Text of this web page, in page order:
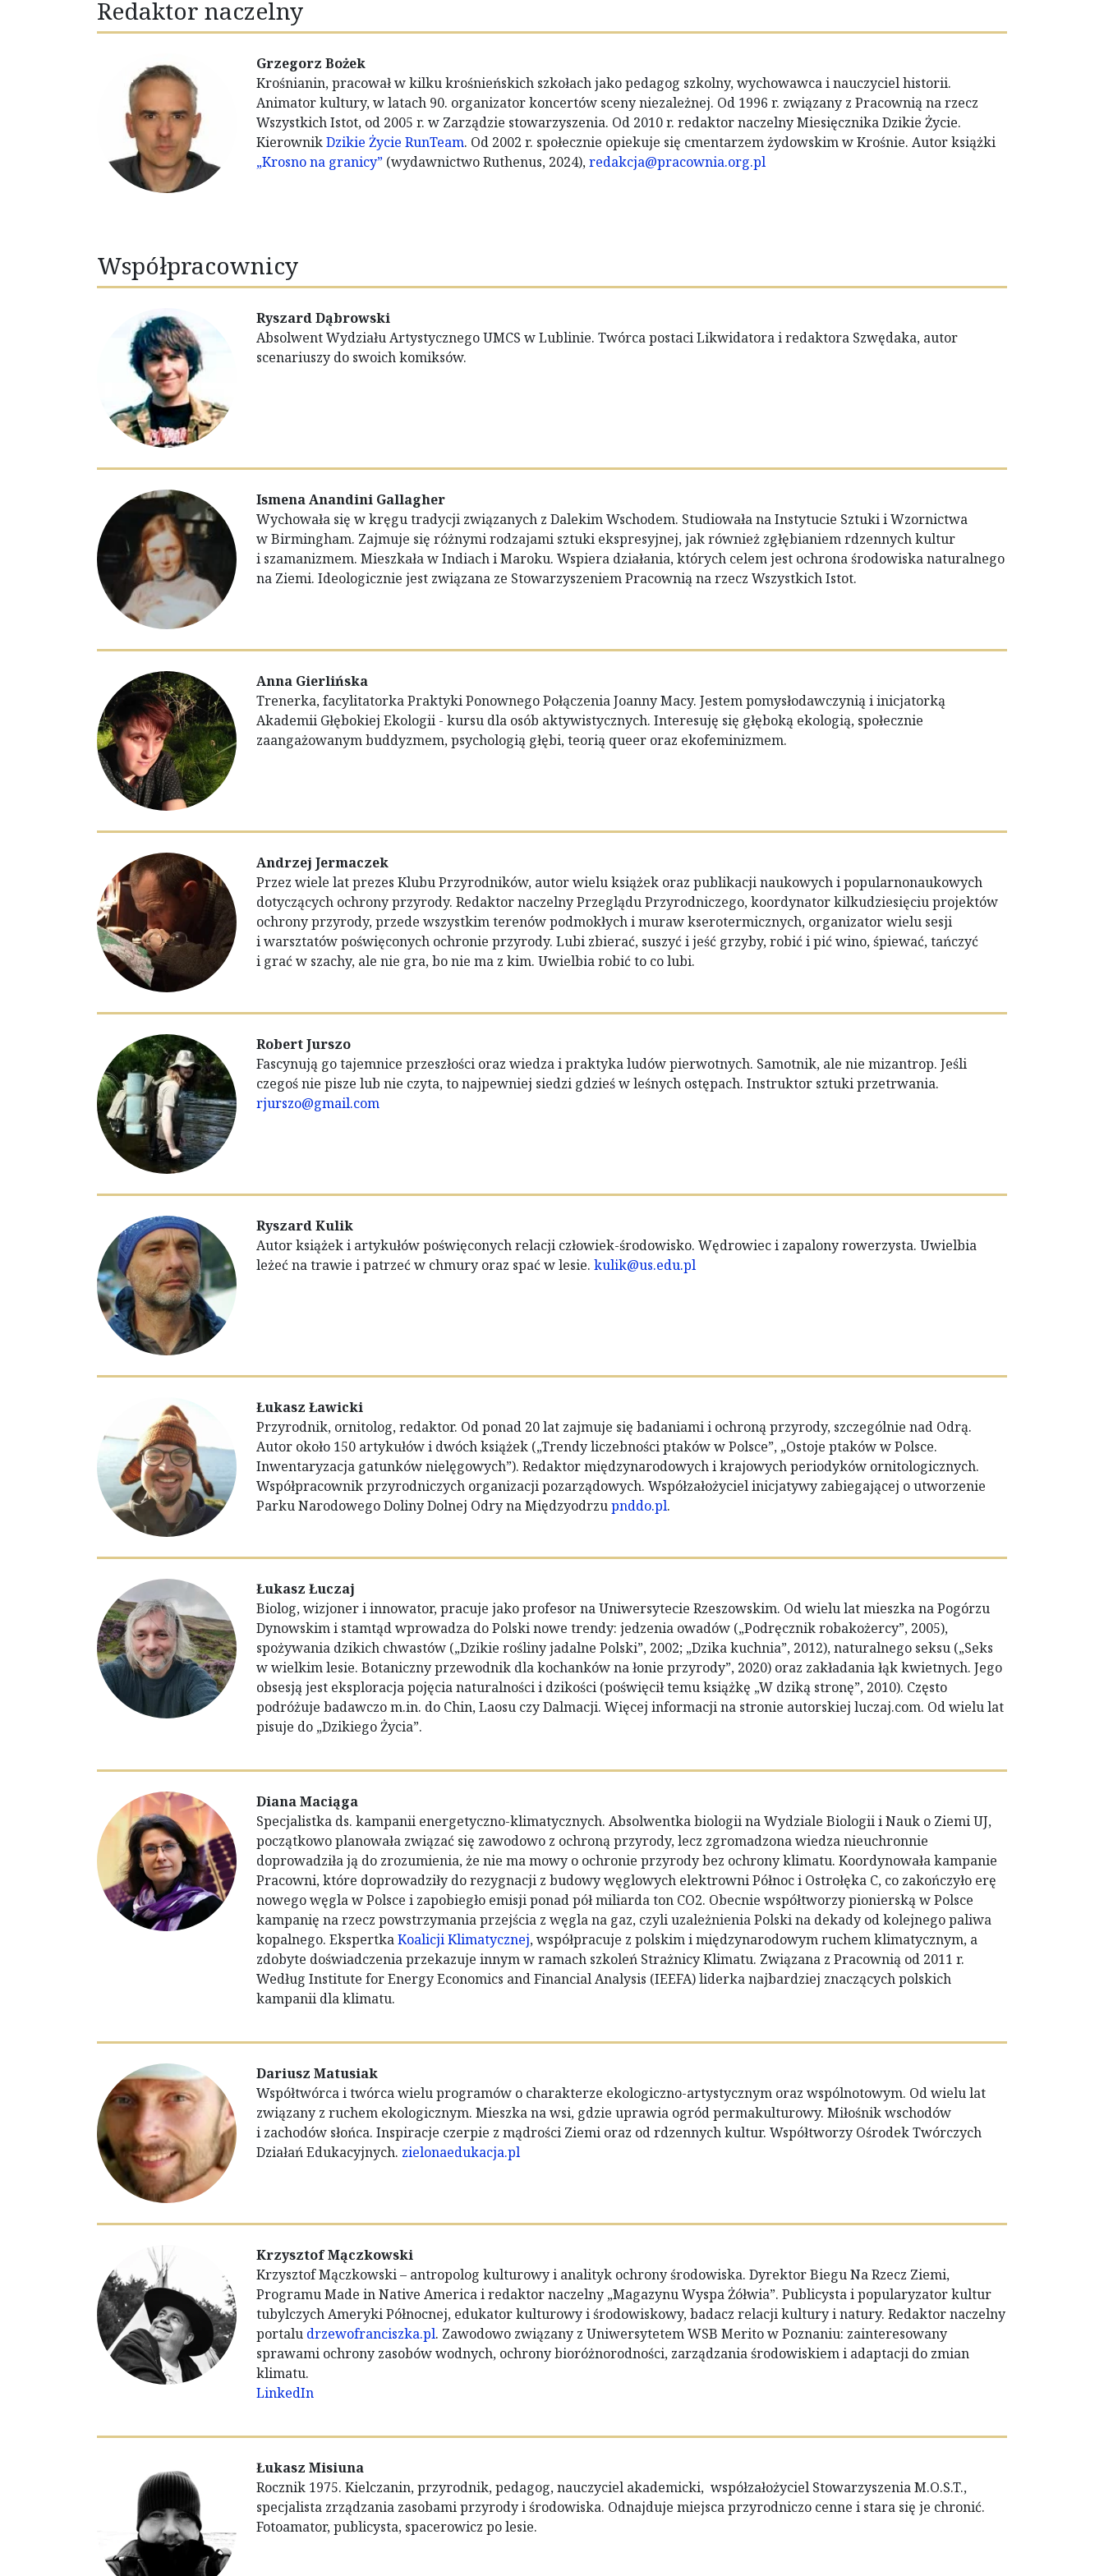
Redaktor naczelny
Grzegorz Bożek
Krośnianin, pracował w kilku krośnieńskich szkołach jako pedagog szkolny, wychowawca i nauczyciel historii.
Animator kultury, w latach 90. organizator koncertów sceny niezależnej. Od 1996 r. związany z Pracownią na rzecz
Wszystkich Istot, od 2005 r. w Zarządzie stowarzyszenia. Od 2010 r. redaktor naczelny Miesięcznika Dzikie Życie.
KierownikDzikie Życie RunTeam. Od 2002 r. społecznie opiekuje się cmentarzem żydowskim w Krośnie. Autor książki
„Krosno na granicy” (wydawnictwo Ruthenus, 2024),redakcja@pracownia.org.pl
Współpracownicy
Ryszard Dąbrowski
Absolwent Wydziału Artystycznego UMCS w Lublinie. Twórca postaci Likwidatora i redaktora Szwędaka, autor
scenariuszy do swoich komiksów.
Ismena Anandini Gallagher
Wychowała się w kręgu tradycji związanych z Dalekim Wschodem. Studiowała na Instytucie Sztuki i Wzornictwa
w Birmingham. Zajmuje się różnymi rodzajami sztuki ekspresyjnej, jak również zgłębianiem rdzennych kultur
i szamanizmem. Mieszkała w Indiach i Maroku. Wspiera działania, których celem jest ochrona środowiska naturalnego
na Ziemi. Ideologicznie jest związana ze Stowarzyszeniem Pracownią na rzecz Wszystkich Istot.
Anna Gierlińska
Trenerka, facylitatorka Praktyki Ponownego Połączenia Joanny Macy. Jestem pomysłodawczynią i inicjatorką
Akademii Głębokiej Ekologii - kursu dla osób aktywistycznych. Interesuję się głęboką ekologią, społecznie
zaangażowanym buddyzmem, psychologią głębi, teorią queer oraz ekofeminizmem.
Andrzej Jermaczek
Przez wiele lat prezes Klubu Przyrodników, autor wielu książek oraz publikacji naukowych i popularnonaukowych
dotyczących ochrony przyrody. Redaktor naczelny Przeglądu Przyrodniczego, koordynator kilkudziesięciu projektów
ochrony przyrody, przede wszystkim terenów podmokłych i muraw kserotermicznych, organizator wielu sesji
i warsztatów poświęconych ochronie przyrody. Lubi zbierać, suszyć i jeść grzyby, robić i pić wino, śpiewać, tańczyć
i grać w szachy, ale nie gra, bo nie ma z kim. Uwielbia robić to co lubi.
Robert Jurszo
Fascynują go tajemnice przeszłości oraz wiedza i praktyka ludów pierwotnych. Samotnik, ale nie mizantrop. Jeśli
czegoś nie pisze lub nie czyta, to najpewniej siedzi gdzieś w leśnych ostępach. Instruktor sztuki przetrwania.
rjurszo@gmail.com
Ryszard Kulik
Autor książek i artykułów poświęconych relacji człowiek-środowisko. Wędrowiec i zapalony rowerzysta. Uwielbia
leżeć na trawie i patrzeć w chmury oraz spać w lesie. kulik@us.edu.pl
Łukasz Ławicki
Przyrodnik, ornitolog, redaktor. Od ponad 20 lat zajmuje się badaniami i ochroną przyrody, szczególnie nad Odrą.
Autor około 150 artykułów i dwóch książek („Trendy liczebności ptaków w Polsce”, „Ostoje ptaków w Polsce.
Inwentaryzacja gatunków nielęgowych”). Redaktor międzynarodowych i krajowych periodyków ornitologicznych.
Współpracownik przyrodniczych organizacji pozarządowych. Współzałożyciel inicjatywy zabiegającej o utworzenie
Parku Narodowego Doliny Dolnej Odry na Międzyodrzupnddo.pl.
Łukasz Łuczaj
Biolog, wizjoner i innowator, pracuje jako profesor na Uniwersytecie Rzeszowskim. Od wielu lat mieszka na Pogórzu
Dynowskim i stamtąd wprowadza do Polski nowe trendy: jedzenia owadów („Podręcznik robakożercy”, 2005),
spożywania dzikich chwastów („Dzikie rośliny jadalne Polski”, 2002; „Dzika kuchnia”, 2012), naturalnego seksu („Seks
w wielkim lesie. Botaniczny przewodnik dla kochanków na łonie przyrody”, 2020) oraz zakładania łąk kwietnych. Jego
obsesją jest eksploracja pojęcia naturalności i dzikości (poświęcił temu książkę „W dziką stronę”, 2010). Często
podróżuje badawczo m.in. do Chin, Laosu czy Dalmacji. Więcej informacji na stronie autorskiej luczaj.com. Od wielu lat
pisuje do „Dzikiego Życia”.
Diana Maciąga
Specjalistka ds. kampanii energetyczno-klimatycznych. Absolwentka biologii na Wydziale Biologii i Nauk o Ziemi UJ,
początkowo planowała związać się zawodowo z ochroną przyrody, lecz zgromadzona wiedza nieuchronnie
doprowadziła ją do zrozumienia, że nie ma mowy o ochronie przyrody bez ochrony klimatu. Koordynowała kampanie
Pracowni, które doprowadziły do rezygnacji z budowy węglowych elektrowni Północ i Ostrołęka C, co zakończyło erę
nowego węgla w Polsce i zapobiegło emisji ponad pół miliarda ton CO2. Obecnie współtworzy pionierską w Polsce
kampanię na rzecz powstrzymania przejścia z węgla na gaz, czyli uzależnienia Polski na dekady od kolejnego paliwa
kopalnego. EkspertkaKoalicji Klimatycznej, współpracuje z polskim i międzynarodowym ruchem klimatycznym, a
zdobyte doświadczenia przekazuje innym w ramach szkoleń Strażnicy Klimatu. Związana z Pracownią od 2011 r.
Według Institute for Energy Economics and Financial Analysis (IEEFA) liderka najbardziej znaczących polskich
kampanii dla klimatu.
Dariusz Matusiak
Współtwórca i twórca wielu programów o charakterze ekologiczno-artystycznym oraz wspólnotowym. Od wielu lat
związany z ruchem ekologicznym. Mieszka na wsi, gdzie uprawia ogród permakulturowy. Miłośnik wschodów
i zachodów słońca. Inspiracje czerpie z mądrości Ziemi oraz od rdzennych kultur. Współtworzy Ośrodek Twórczych
Działań Edukacyjnych. zielonaedukacja.pl
Krzysztof Mączkowski
Krzysztof Mączkowski– antropolog kulturowy i analityk ochrony środowiska. Dyrektor Biegu Na Rzecz Ziemi,
Programu Made in Native America i redaktor naczelny „Magazynu Wyspa Żółwia”. Publicysta i popularyzator kultur
tubylczych Ameryki Północnej, edukator kulturowy i środowiskowy, badacz relacji kultury i natury. Redaktor naczelny
portalu drzewofranciszka.pl. Zawodowo związany z Uniwersytetem WSB Merito w Poznaniu: zainteresowany
sprawami ochrony zasobów wodnych, ochrony bioróżnorodności, zarządzania środowiskiem i adaptacji do zmian
klimatu.
LinkedIn
Łukasz Misiuna
Rocznik 1975. Kielczanin, przyrodnik, pedagog, nauczyciel akademicki, współzałożyciel Stowarzyszenia M.O.S.T.,
specjalista zrządzania zasobami przyrody i środowiska. Odnajduje miejsca przyrodniczo cenne i stara się je chronić.
Fotoamator, publicysta, spacerowicz po lesie.